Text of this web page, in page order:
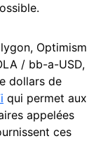
Optimism
/ bb-a-USD,
dollars de
qui permet aux
appelées
ces